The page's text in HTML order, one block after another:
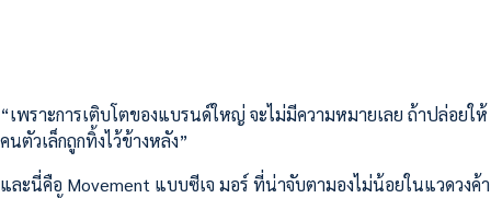
“เพราะการเติบโตของแบรนด์ใหญ่ จะไม่มีความหมายเลย ถ้าปล่อยให้
คนตัวเล็กถูกทิ้งไว้ข้างหลัง”
และนี่คือ Movement แบบซีเจ มอร์ ที่น่าจับตามองไม่น้อยในแวดวงค้า